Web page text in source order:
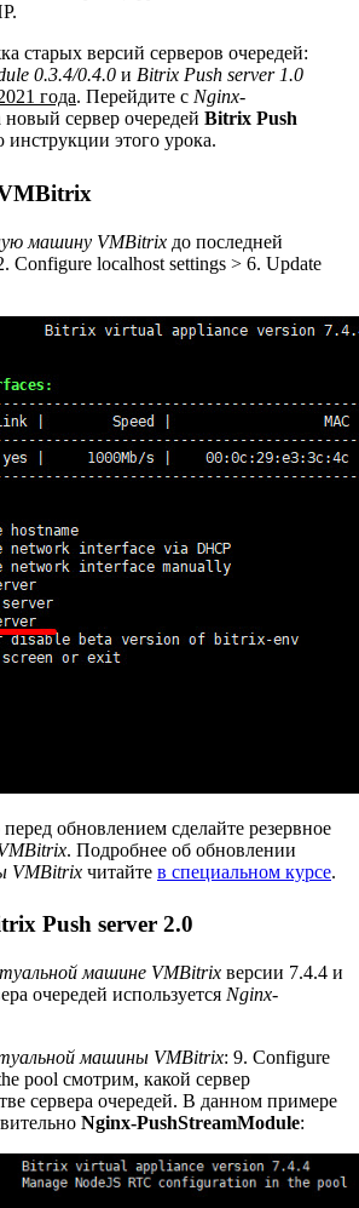
старых версий серверов очередей:
0.3.4/0.4.0 и Bitrix Push server 1.0
года. Перейдите c Nginx-
новый сервер очередей Bitrix Push
этого урока.
машину VMBitrix до последней
Configure localhost settings > 6. Update
обновлением сделайте резервное
. Подробнее об обновлении
VMBitrix читайте в специальном курсе.
Push server 2.0
машине VMBitrix версии 7.4.4 и
очередей используется Nginx-
машины VMBitrix: 9. Configure
pool смотрим, какой сервер
сервера очередей. В данном примере
Nginx-PushStreamModule: